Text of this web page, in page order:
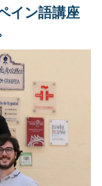
イン語講座